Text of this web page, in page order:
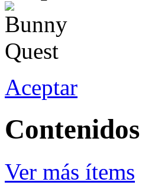
Aceptar
Ver más ítems